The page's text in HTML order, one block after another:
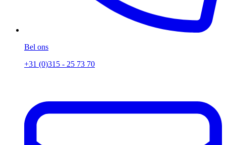
Bel ons
+31 (0)315 - 25 73 70